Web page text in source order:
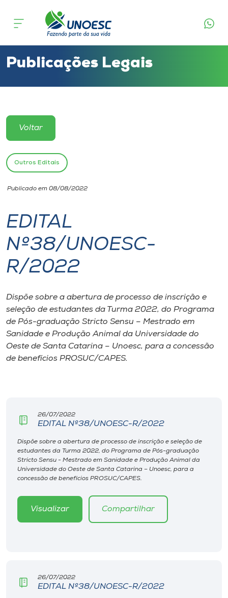
Cursos
Atendimento ao Estudante
Portal de Ensino
Unoesc
Internacionalização
I.nova
Cultura
CPA
Museu
Publicações Legais
Voltar
Outros Editais
Publicado em 08/08/2022
EDITAL
Nº38/UNOESC-
R/2022
Dispõe sobre a abertura de processo de inscrição e
seleção de estudantes da Turma 2022, do Programa
de Pós-graduação Stricto Sensu – Mestrado em
Sanidade e Produção Animal da Universidade do
Oeste de Santa Catarina – Unoesc, para a concessão
de benefícios PROSUC/CAPES.
26/07/2022
EDITAL Nº38/UNOESC-R/2022
Dispõe sobre a abertura de processo de inscrição e seleção de
estudantes da Turma 2022, do Programa de Pós-graduação
Stricto Sensu - Mestrado em Sanidade e Produção Animal da
Universidade do Oeste de Santa Catarina – Unoesc, para a
concessão de benefícios PROSUC/CAPES.
Visualizar Compartilhar
26/07/2022
EDITAL Nº38/UNOESC-R/2022